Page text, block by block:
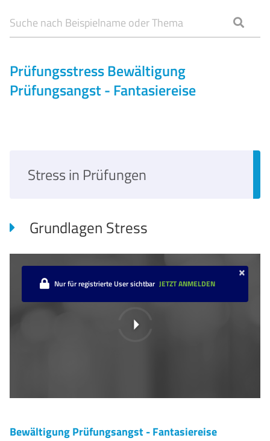
PrüfungsstressBewältigung
Prüfungsangst - Fantasiereise
Stress in Prüfungen
Grundlagen Stress
Nur für registrierte User sichtbar JETZT ANMELDEN
×
Bewältigung Prüfungsangst - Fantasiereise